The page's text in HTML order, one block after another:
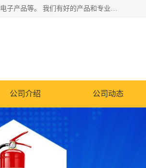
北京华信万佳商贸有限公司主要经营销售食用农产品、建筑材料，五金产品、机械设备、电子产品等。 我们有好的产品和专业的销售和技术团队，始终为客户提供好的产品和技术支持、健全的售后服务，如果您对我公司的产品服务有兴趣，期待您在线留言或者来电咨询!
公司介绍 公司动态